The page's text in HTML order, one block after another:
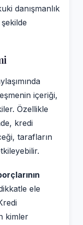
danışmanlık
içeriği,
Özellikle
kredi
tarafların
ele
kimler